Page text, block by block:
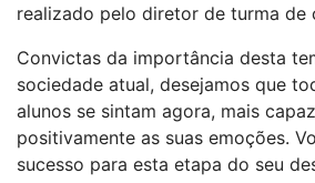
realizado pelo diretor de turma de
Convictas da importância desta
sociedade atual, desejamos que
alunos se sintam agora, mais
positivamente as suas emoções.
sucesso para esta etapa do seu